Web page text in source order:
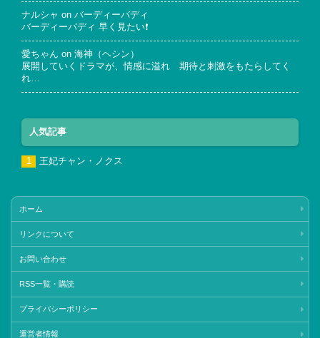
ナルシャ on バーディーバディ
バーディーバディ 早く見たい❗
愛ちゃん on 海神（ヘシン）
展開していくドラマが、情感に溢れ 期待と刺激をもたらしてく
れ…
人気記事
王妃チャン・ノクス
ホーム
リンクについて
お問い合わせ
RSS一覧・購読
プライバシーポリシー
運営者情報